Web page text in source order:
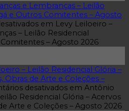
e Lembranças – Leilão
e Outros Comitentes – Agosto
em Levy Leiloeiro –
– Leilão Residencial
– Agosto 2026
– Leilão Residencial Glória –
Obras de Arte e Coleções –
desativados em Antônio
Residencial Glória – Acervos
Arte e Coleções – Agosto 2026